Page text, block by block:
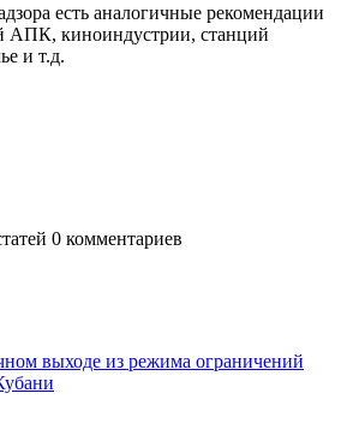
есть аналогичные рекомендации
АПК, киноиндустрии, станций
и т.д.
0 комментариев
выходе из режима ограничений